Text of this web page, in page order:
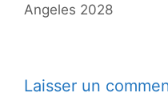
Angeles 2028
Laisser un